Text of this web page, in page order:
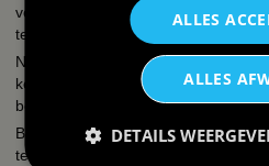
verkleedkleding kostuums, brillen,
tegeltjes, petjes, schorten.
Naast de verkleedkleding hebben
keramiekdrukkerij. Een grappige
bedrijfslogo, een naam, foto of een
Bij ons kun je simpel en snel
tegeltjes, schorten, hoodies, polos,
ALLES
ALLES
DETAILS